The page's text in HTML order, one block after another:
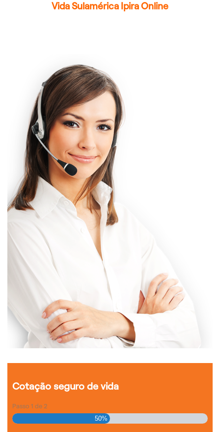
Vida Sulamérica Ipira Online
Cotação seguro de vida
Passo 1 de 2
50%